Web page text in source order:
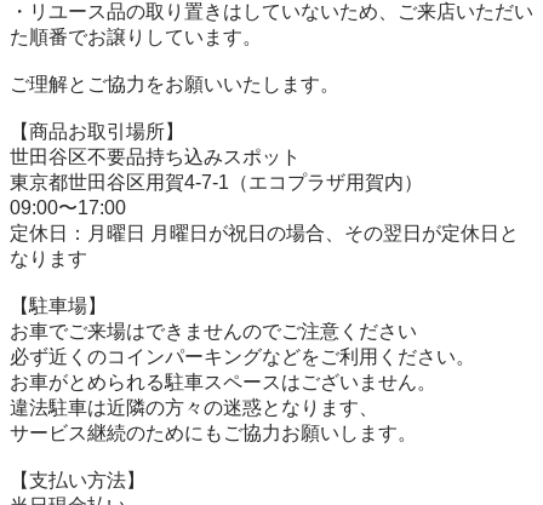
・リユース品の取り置きはしていないため、ご来店いただい
た順番でお譲りしています。
ご理解とご協力をお願いいたします。
【商品お取引場所】
世田谷区不要品持ち込みスポット
東京都世田谷区用賀4-7-1（エコプラザ用賀内）
09:00〜17:00
定休日：月曜日 月曜日が祝日の場合、その翌日が定休日と
なります
【駐⾞場】
お車でご来場はできませんのでご注意ください
必ず近くのコインパーキングなどをご利用ください。
お車がとめられる駐車スペースはございません。
違法駐車は近隣の方々の迷惑となります、
サービス継続のためにもご協力お願いします。
【⽀払い⽅法】